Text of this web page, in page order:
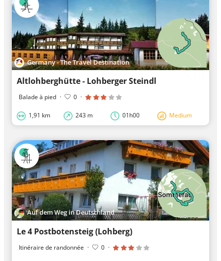
Germany - The Travel Destination
Altlohberghütte - Lohberger Steindl
Balade à pied · 0 ·
1,91 km 243 m 01h00 Medium
Auf dem Weg in Deutschland
Le 4 Postbotensteig (Lohberg)
Itinéraire de randonnée · 0 ·